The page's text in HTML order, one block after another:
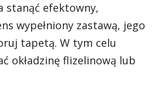
stanąć efektowny,
wypełniony zastawą, jego
tapetą. W tym celu
okładzinę flizelinową lub